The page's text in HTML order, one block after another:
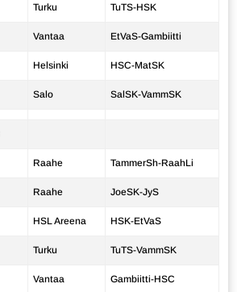
Turku TuTS-HSK
Vantaa EtVaS-Gambiitti
Helsinki HSC-MatSK
Salo SalSK-VammSK
Raahe TammerSh-RaahLi
Raahe JoeSK-JyS
HSL Areena HSK-EtVaS
Turku TuTS-VammSK
Vantaa Gambiitti-HSC